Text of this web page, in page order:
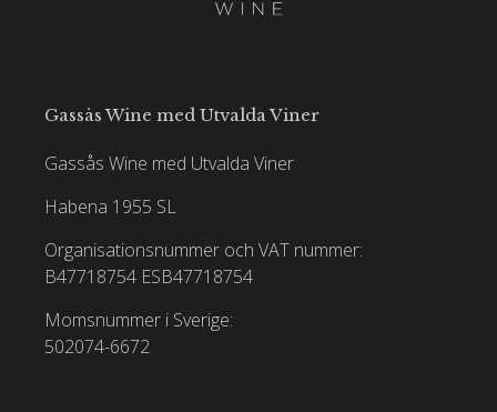
Gassås Wine med Utvalda Viner
Gassås Wine med Utvalda Viner
Habena 1955 SL
Organisationsnummer och VAT nummer:
B47718754 ESB47718754
Momsnummer i Sverige:
502074-6672